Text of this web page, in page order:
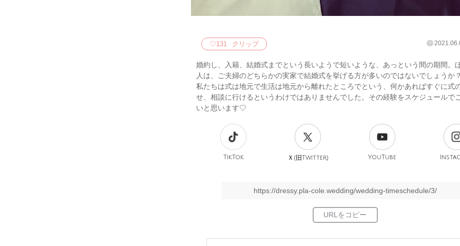
♡131 クリップ
婚約し、入籍、結婚式までという長いようで短いような、あっという間の期間。
人は、ご夫婦のどちらかの実家で結婚式を挙げる方が多いのではないでしょうか
私たちは式は地元で生活は地元から離れたところでという、何かあればすぐに式
せ、相談に行けるというわけではありませんでした。その経験をスケジュールで
いと思います♡
TikTok Ｘ(旧Twitter) YouTube
https://dressy.pla-cole.wedding/wedding-timeschedule/3/